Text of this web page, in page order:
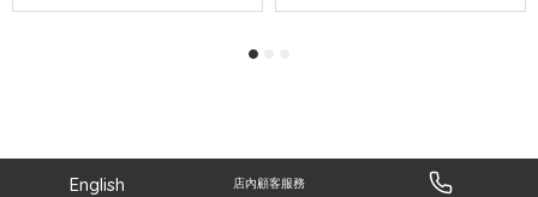
English 店內顧客服務